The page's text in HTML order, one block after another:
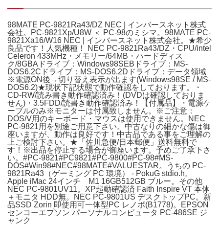
98MATE PC-9821Ra43/DZ NEC | インバースネット株式
会社。PC-9821Xp/U8W ＜ PC-98のミシマ。98MATE PC-
9821Xa16/W16 NEC | インバースネット株式会社。★希少
良品です！人気機種！ NEC PC-9821Ra43/DZ・CPU/intel
Celeron 433MHz・メモリー/64MB・ハードディス
ク/8GBAドライブ：Windows98SEBドライブ：MS-
DOS6.2Cドライブ：MS-DOS6.2Dドライブ：データ領域
※電源ON後→切り替え表示が出ます(Windows98SE / MS-
DOS6.2)★現状下記状態で動作確認をしております。・
CD-RW/読み書き動作確認済み！(DVDは確認しておりま
せん)・3.5FDD/読書き動作確認済み！【付属品】・電源ケ
ーブルのみ※モニターは付属致しません。※ご注意：
DOS/V用のキーボード・マウスは使用できません。NEC
PC-9821用を別途ご用意下さい。中古なりの細かな傷は御
座いますが、動作は良好です！中古品である事をご理解の
上ご検討下さい。★「佐川急便/日本郵便」送料無料で
す！※出品を停止する場合が御座います。予めご了承下さ
い。#PC-9821#PC9821#PC-9800#PC-98#MS-
DOS#Win98#NEC#98MATE#VALUESTAR。うちの PC-
9821Ra43（ゲーミング PC 環境） - PokuG stdio.h。
Apple iMac 24インチ M1 16GB512GB ブルー。その他
NEC PC-9801UV11。XP起動確認済 Faith Inspire VT 本体
＋モニタ HDD無。NEC PC-9801US デスクトップPC。新
品SSD Zorin 即使用可一体型PC レノボ(B1778)。EPSON
センコーエプソン パーソナルコンピュータ PC-486SE ジ
ャンク